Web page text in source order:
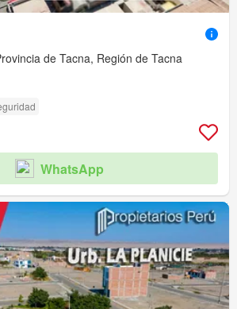
de Tacna, Región de Tacna
WhatsApp